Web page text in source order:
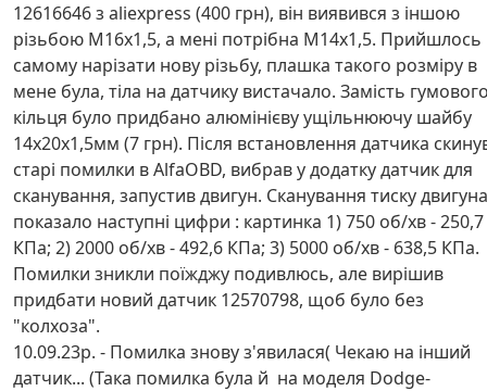
12616646 з aliexpress (400 грн), він виявився з іншою
різьбою М16х1,5, а мені потрібна М14х1,5. Прийшлось
самому нарізати нову різьбу, плашка такого розміру в
мене була, тіла на датчику вистачало. Замість
кільця було придбано алюмінієву ущільнюючу шайбу
14х20х1,5мм (7 грн). Після встановлення датчика
старі помилки в AlfaOBD, вибрав у додатку датчик для
сканування, запустив двигун. Сканування тиску двигуна
показало наступні цифри : картинка 1) 750 об/хв - 250,7
КПа; 2) 2000 об/хв - 492,6 КПа; 3) 5000 об/хв - 638,5 КПа.
Помилки зникли поїжджу подивлюсь, але вирішив
придбати новий датчик 12570798, щоб було без
"колхоза".
10.09.23р. - Помилка знову з'явилася( Чекаю на інший
датчик... (Така помилка була й на моделя Dodge-